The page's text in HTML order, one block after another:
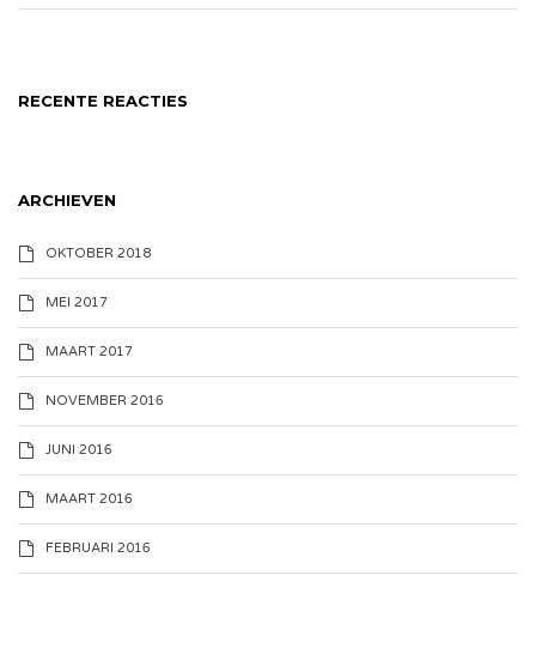
RECENTE REACTIES
ARCHIEVEN
OKTOBER 2018
MEI 2017
MAART 2017
NOVEMBER 2016
JUNI 2016
MAART 2016
FEBRUARI 2016